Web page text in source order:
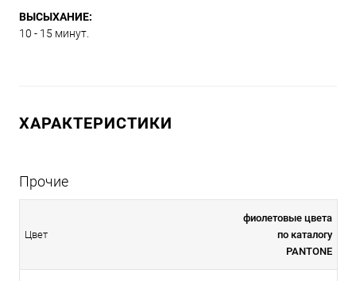
ВЫСЫХАНИЕ:
10 - 15 минут.
ХАРАКТЕРИСТИКИ
Прочие
Цвет
фиолетовые цвета
по каталогу
PANTONE